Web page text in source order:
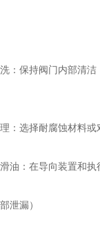
保持阀门内部清洁
选择耐腐蚀材料或
：在导向装置和执
漏）